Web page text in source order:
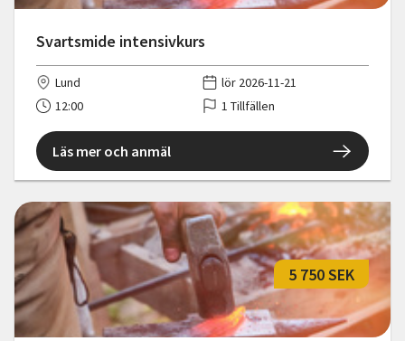
Svartsmide intensivkurs
Lund
lör 2026-11-21
12:00
1 Tillfällen
Läs mer och anmäl
5 750 SEK